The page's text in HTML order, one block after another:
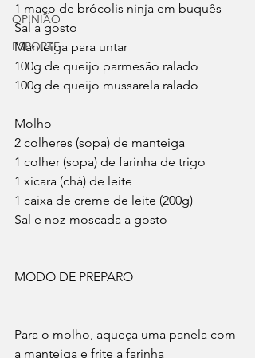
OPINIÃO
ESPORTE
1 maço de brócolis ninja em buquês
Sal a gosto
Manteiga para untar
100g de queijo parmesão ralado
100g de queijo mussarela ralado
Molho
2 colheres (sopa) de manteiga
1 colher (sopa) de farinha de trigo
1 xícara (chá) de leite
1 caixa de creme de leite (200g)
Sal e noz-moscada a gosto
MODO DE PREPARO
Para o molho, aqueça uma panela com
a manteiga e frite a farinha